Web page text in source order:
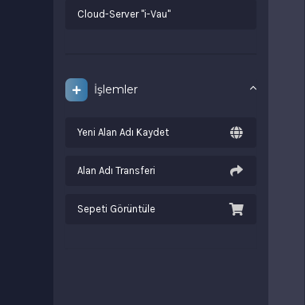
Cloud-Server "i-Vau"
İşlemler
Yeni Alan Adı Kaydet
Alan Adı Transferi
Sepeti Görüntüle